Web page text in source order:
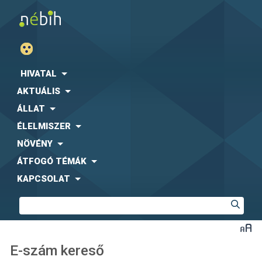
HIVATAL
AKTUÁLIS
ÁLLAT
ÉLELMISZER
NÖVÉNY
ÁTFOGÓ TÉMÁK
KAPCSOLAT
E-szám kereső